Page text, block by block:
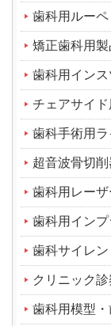
歯科用ルーペ
矯正歯科用製
歯科用インス
チェアサイド
歯科手術用
超音波骨切削
歯科用レーザ
歯科用イン
歯科サイレ
クリニック
歯科用模型